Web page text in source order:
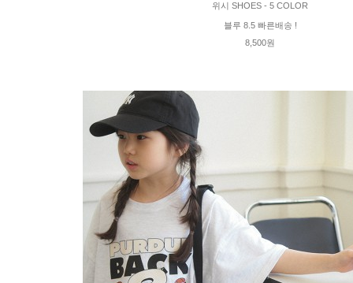
위시 SHOES - 5 COLOR
블루 8.5 빠른배송 !
8,500원